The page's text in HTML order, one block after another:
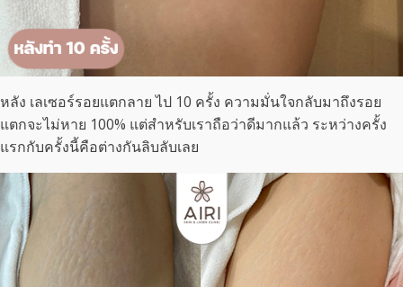
หลัง เลเซอร์รอยแตกลาย ไป 10 ครั้ง ความมั่นใจกลับมาถึงรอย
แตกจะไม่หาย 100% แต่สำหรับเราถือว่าดีมากแล้ว ระหว่างครั้ง
แรกกับครั้งนี้คือต่างกันลิบลับเลย